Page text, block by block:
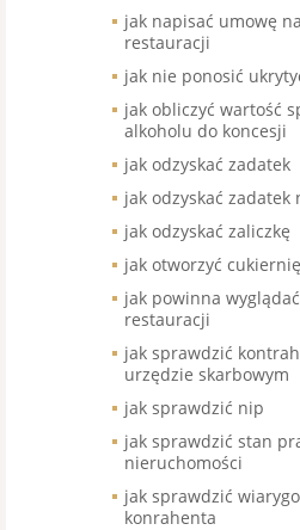
jak napisać umowę
restauracji
jak nie ponosić
jak obliczyć wartość
alkoholu do koncesji
jak odzyskać zadatek
jak odzyskać zadatek
jak odzyskać zaliczkę
jak otworzyć
jak powinna
restauracji
jak sprawdzić
urzędzie skarbowym
jak sprawdzić nip
jak sprawdzić stan
nieruchomości
jak sprawdzić
konrahenta